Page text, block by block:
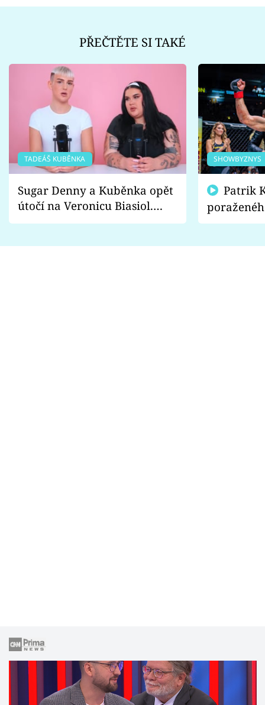
PŘEČTĚTE SI TAKÉ
TADEÁŠ KUBĚNKA
Sugar Denny a Kuběnka opět
útočí na Veronicu Biasiol.
Proč je podle nich falešná a
SHOWBYZNYS
fanoušci